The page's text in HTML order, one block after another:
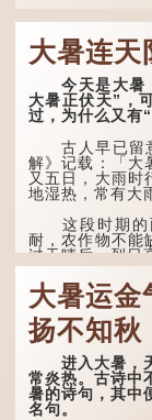
大暑连天
今天是大暑，
大暑正伏天”，
过，为什么又有
古人早已留意
解》记载：「大
又五日，大雨时
地湿热，常有大
这段时期的
耐，农作物不能
过天晴后，烈日
大暑运金
扬不知秋
进入大暑，
常炎热。古诗中
暑的诗句，其中
名句。